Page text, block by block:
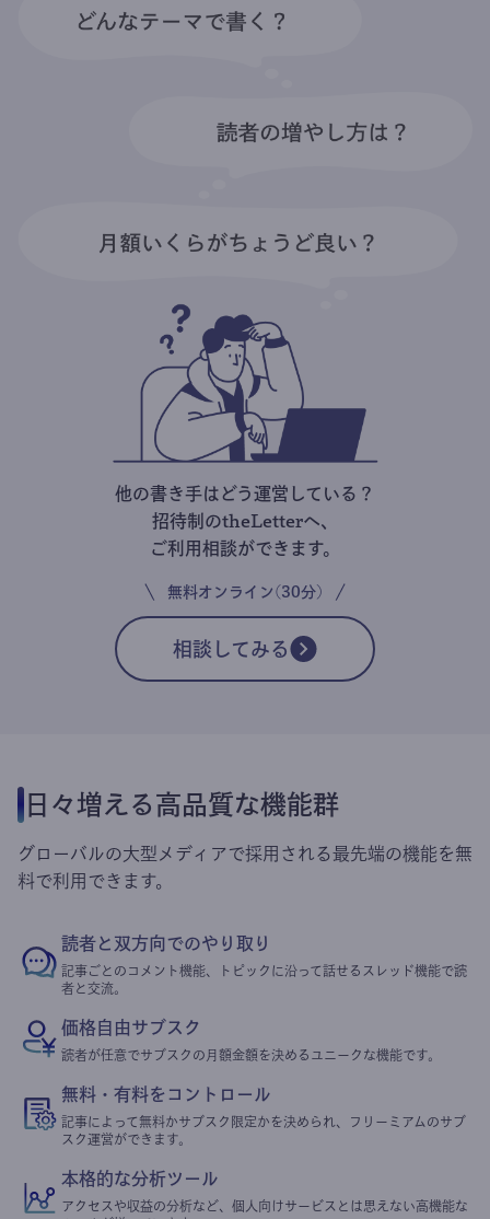
他の書き手はどう運営している？
招待制のtheLetterへ、
ご利用相談ができます。
無料オンライン(30分)
相談してみる
日々増える高品質な機能群
グローバルの大型メディアで採用される最先端の機能を無
料で利用できます。
読者と双方向でのやり取り
記事ごとのコメント機能、トピックに沿って話せるスレッド機能で読
者と交流。
価格自由サブスク
読者が任意でサブスクの月額金額を決めるユニークな機能です。
無料・有料をコントロール
記事によって無料かサブスク限定かを決められ、フリーミアムのサブ
スク運営ができます。
本格的な分析ツール
アクセスや収益の分析など、個人向けサービスとは思えない高機能な